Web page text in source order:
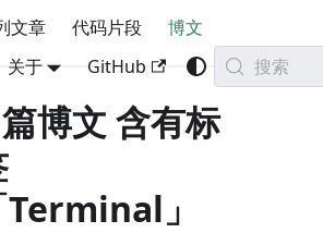
文章 代码片段
博文
关于 GitHub 搜索
博文 含有标
Terminal」